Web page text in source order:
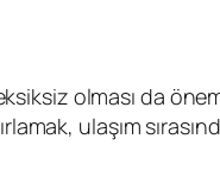
olması da
ulaşım